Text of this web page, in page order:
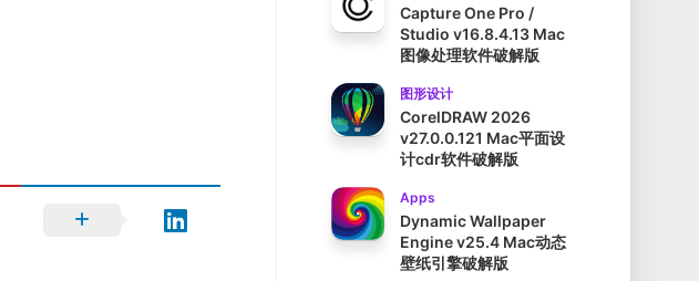
Capture One Pro /
Studio v16.8.4.13 Mac
图像处理软件破解版
图形设计
CorelDRAW 2026
v27.0.0.121 Mac平面设
计cdr软件破解版
Apps
Dynamic Wallpaper
Engine v25.4 Mac动态
壁纸引擎破解版